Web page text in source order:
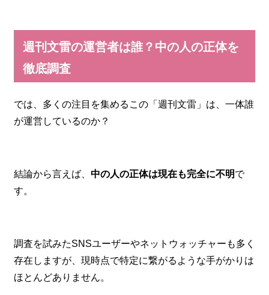
週刊文雷の運営者は誰？中の人の正体を
徹底調査
では、多くの注目を集めるこの「週刊文雷」は、一体誰
が運営しているのか？
結論から言えば、 中の人の正体は現在も完全に不明で
す。
調査を試みたSNSユーザーやネットウォッチャーも多く
存在しますが、現時点で特定に繋がるような手がかりは
ほとんどありません。